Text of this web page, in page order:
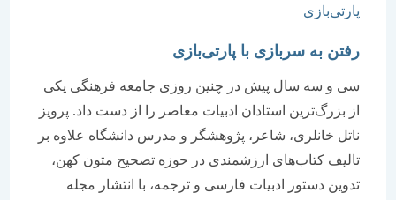
رفتن به سربازی با پارتی‌بازی
سی و سه‌ سال پیش در چنین روزی جامعه فرهنگی یکی
از بزرگ‌ترین استادان ادبیات معاصر را از دست داد. پرویز
ناتل خانلری، شاعر، پژوهشگر و مدرس دانشگاه علاوه بر
تالیف کتاب‌های ارزشمندی در حوزه تصحیح متون کهن،
تدوین دستور ادبیات فارسی و ترجمه، با انتشار مجله